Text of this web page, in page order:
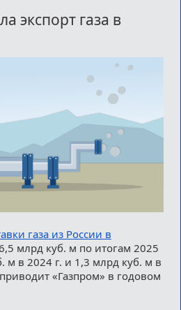
соглашение
экспорт газа в
газа из России в
млрд куб. м по итогам 2025
м в 2024 г. и 1,3 млрд куб. м в
«Газпром» в годовом